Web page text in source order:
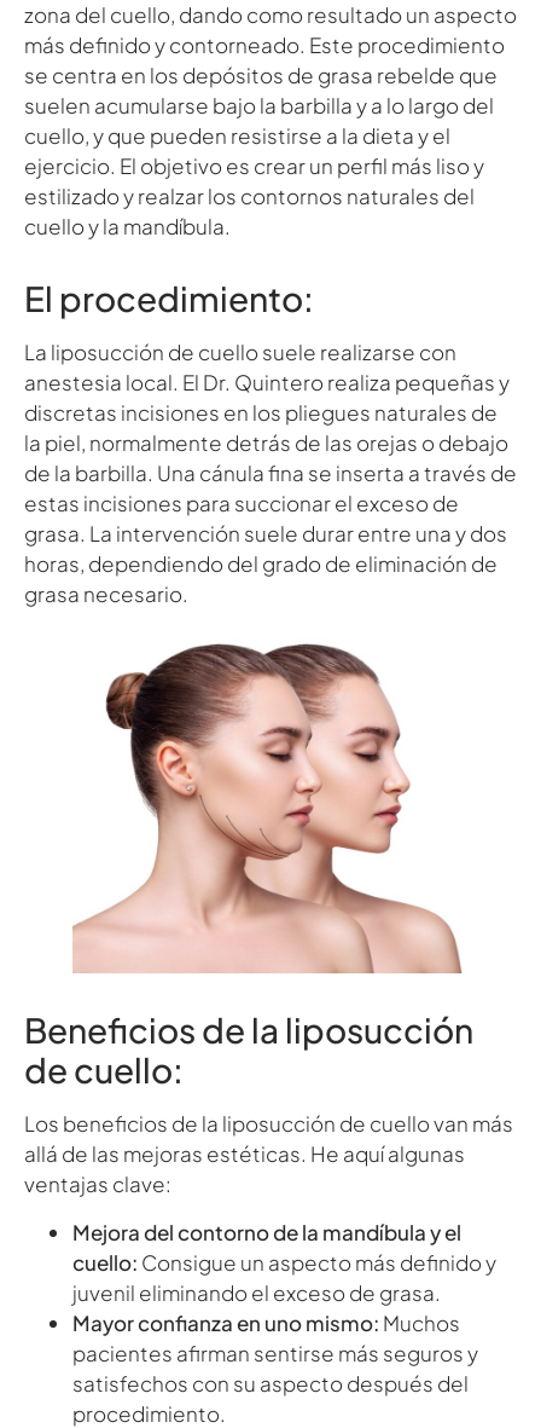
zona del cuello, dando como resultado un aspecto
más definido y contorneado. Este procedimiento
se centra en los depósitos de grasa rebelde que
suelen acumularse bajo la barbilla y a lo largo del
cuello, y que pueden resistirse a la dieta y el
ejercicio. El objetivo es crear un perfil más liso y
estilizado y realzar los contornos naturales del
cuello y la mandíbula.
El procedimiento:
La liposucción de cuello suele realizarse con
anestesia local. El Dr. Quintero realiza pequeñas y
discretas incisiones en los pliegues naturales de
la piel, normalmente detrás de las orejas o debajo
de la barbilla. Una cánula fina se inserta a través de
estas incisiones para succionar el exceso de
grasa. La intervención suele durar entre una y dos
horas, dependiendo del grado de eliminación de
grasa necesario.
Beneficios de la liposucción
de cuello:
Los beneficios de la liposucción de cuello van más
allá de las mejoras estéticas. He aquí algunas
ventajas clave:
Mejora del contorno de la mandíbula y el
cuello: Consigue un aspecto más definido y
juvenil eliminando el exceso de grasa.
Mayor confianza en uno mismo: Muchos
pacientes afirman sentirse más seguros y
satisfechos con su aspecto después del
procedimiento.